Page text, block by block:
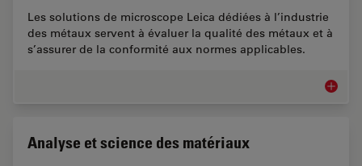
Les solutions de microscope Leica dédiées à l’industrie
des métaux servent à évaluer la qualité des métaux et à
s’assurer de la conformité aux normes applicables.
Analyse et science des matériaux